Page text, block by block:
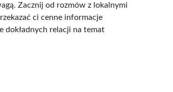
Zacznij od rozmów z lokalnymi
ci cenne informacje
dokładnych relacji na temat